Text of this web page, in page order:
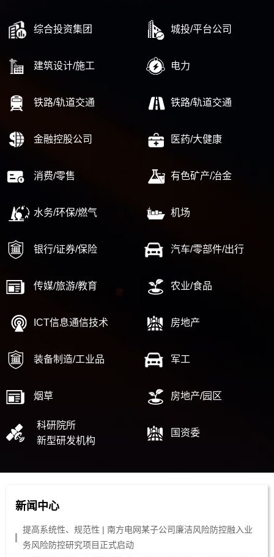
综合投资集团 城投/平台公司
建筑设计/施工 电力
铁路/轨道交通 铁路/轨道交通
金融控股公司 医药/大健康
消费/零售 有色矿产/冶金
水务/环保/燃气 机场
银行/证券/保险 汽车/零部件/出行
传媒/旅游/教育 农业/食品
ICT信息通信技术 房地产
装备制造/工业品 军工
烟草 房地产/园区
科研院所
新型研发机构
国资委
新闻中心
提高系统性、规范性 | 南方电网某子公司廉洁风险防控融入业
务风险防控研究项目正式启动